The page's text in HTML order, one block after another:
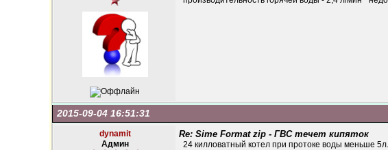
2015-09-04 16:51:31
dynamit
Админ
Re: Sime Format zip - ГВС течет кипяток
24 килловатный котел при протоке воды меньше